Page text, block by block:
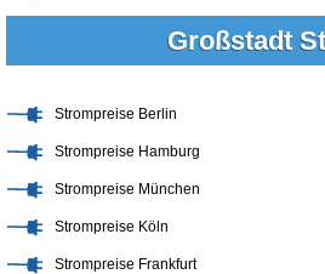
Großstadt
Strompreise Berlin
Strompreise Hamburg
Strompreise München
Strompreise Köln
Strompreise Frankfurt